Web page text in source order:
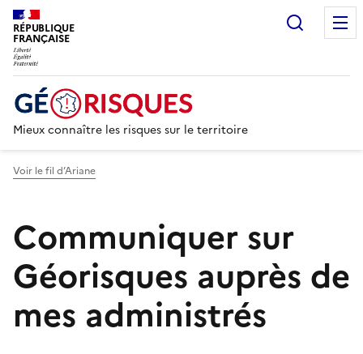
RÉPUBLIQUE
FRANÇAISE
Mieux connaître les risques sur le territoire
Voir le fil d’Ariane
Communiquer sur
Géorisques auprès de
mes administrés